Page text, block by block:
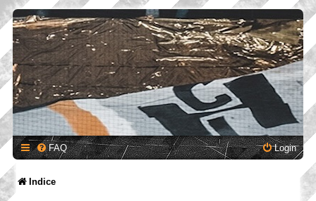
FAQ Login
Indice